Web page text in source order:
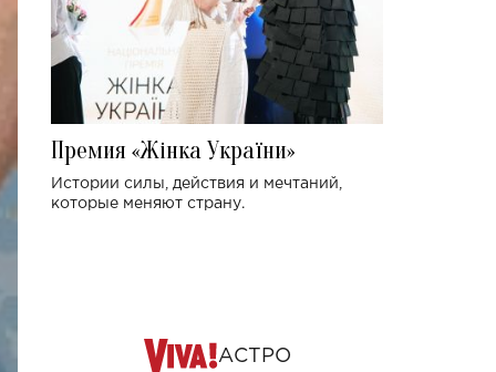
Премия «Жінка України»
Истории силы, действия и мечтаний,
которые меняют страну.
АСТРО